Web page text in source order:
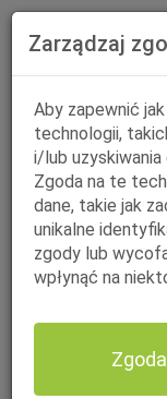
Zarządzaj
Aby zapewnić
technologii,
i/lub
Zgoda na te
dane, takie jak
unikalne
zgody lub
wpłynąć na
Zgoda